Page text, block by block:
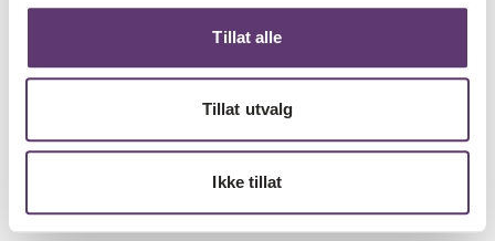
Tillat alle
Tillat utvalg
Ikke tillat